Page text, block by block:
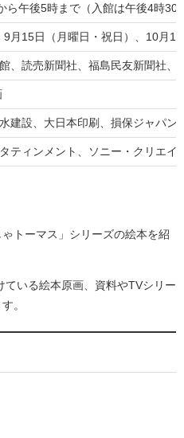
ら午後5時まで（入館は午後4時30
月15日（月曜日・祝日）、10月
、読売新聞社、福島民友新聞社、
建設、大日本印刷、損保ジャパン
ティンメント、ソニー・クリエ
トーマス」シリーズの絵本を紹
いる絵本原画、資料やTVシリー
。